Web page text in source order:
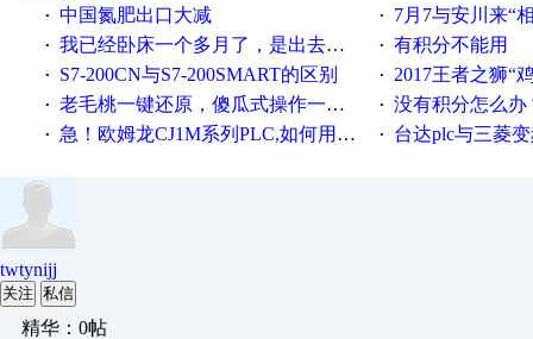
· 中国氮肥出口大减 · 7月7与安川来“
· 我已经卧床一个多月了，是出去安装机械手在高速遭遇车祸所致:大家工作都要特别注意啊 · 有积分不能用
· S7-200CN与S7-200SMART的区别 · 2017王者之狮“鸡”情签到
· 老毛桃一键还原，傻瓜式操作一键轻松备份还原；程序为向导式安装，一键即可实现自动备份或还原系统。 · 没有积分怎么办
· 急！欧姆龙CJ1M系列PLC,如何用时间控制变频器。要求时间在组态王中可以自由输入！拜托各位大神了！ · 台达plc与三菱
twtynijj
关注 私信
精华：0帖